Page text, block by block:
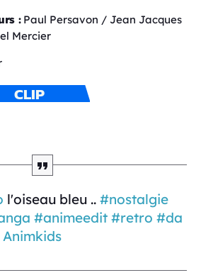
:Paul Persavon / Jean Jacques
Mercier
CLIP
l'oiseau bleu .. #nostalgie
#animeedit #retro #da